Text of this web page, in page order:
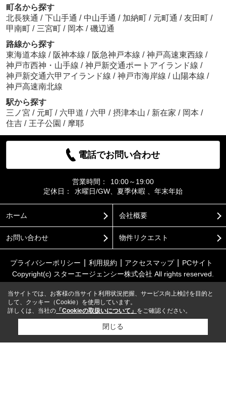
町名から探す
北長狭通 / 下山手通 / 中山手通 / 加納町 / 元町通 / 友田町 /
甲南町 / 三宮町 / 岡本 / 磯辺通
路線から探す
東海道本線 / 阪神本線 / 阪急神戸本線 / 神戸高速東西線 /
神戸市西神・山手線 / 神戸新交通ポートアイランド線 /
神戸新交通六甲アイランド線 / 神戸市海岸線 / 山陽本線 /
神戸高速南北線
駅から探す
三ノ宮 / 元町 / 六甲道 / 六甲 / 摂津本山 / 新在家 / 岡本 /
住吉 / 王子公園 / 摩耶
電話でお問い合わせ
営業時間：
10:00～19:00
定休日：
水曜日/GW、夏季休暇 、年末年始
ホーム 会社概要
お問い合わせ 物件リクエスト
プライバシーポリシー 利用規約 アクセスマップ
PCサイト
Copyright(c) スターエージェンシー株式会社 All rights reserved.
当サイトでは、お客様の当サイト利用状況把握、サービス向上検討を目的と
して、クッキー（Cookie）を使用しています。
詳しくは、当社の 「Cookieの取扱いについて」 をご確認ください。
閉じる